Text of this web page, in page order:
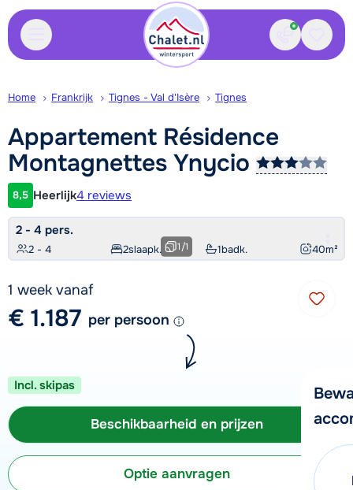
Contact
Home Frankrijk Tignes - Val d'Isère Tignes
Appartement Résidence
Montagnettes Ynycio
Klantwaardering
8,5 Heerlijk4 reviews
2 - 4 pers.
2 - 4 2slaapk. 1badk. 40m²
1/1
1 week vanaf
€ 1.187 per persoon
Incl. skipas
Beschikbaarheid en prijzen
Optie aanvragen